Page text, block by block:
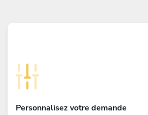
Personnalisez votre demande